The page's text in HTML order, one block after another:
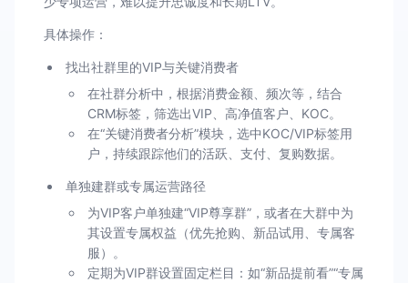
具体操作：
找出社群里的VIP与关键消费者
在社群分析中，根据消费金额、频次等，结合
CRM标签，筛选出VIP、高净值客户、KOC。
在“关键消费者分析”模块，选中KOC/VIP标签用
户，持续跟踪他们的活跃、支付、复购数据。
单独建群或专属运营路径
为VIP客户单独建“VIP尊享群”，或者在大群中为
其设置专属权益（优先抢购、新品试用、专属客
服）。
定期为VIP群设置固定栏目：如“新品提前看”“专属